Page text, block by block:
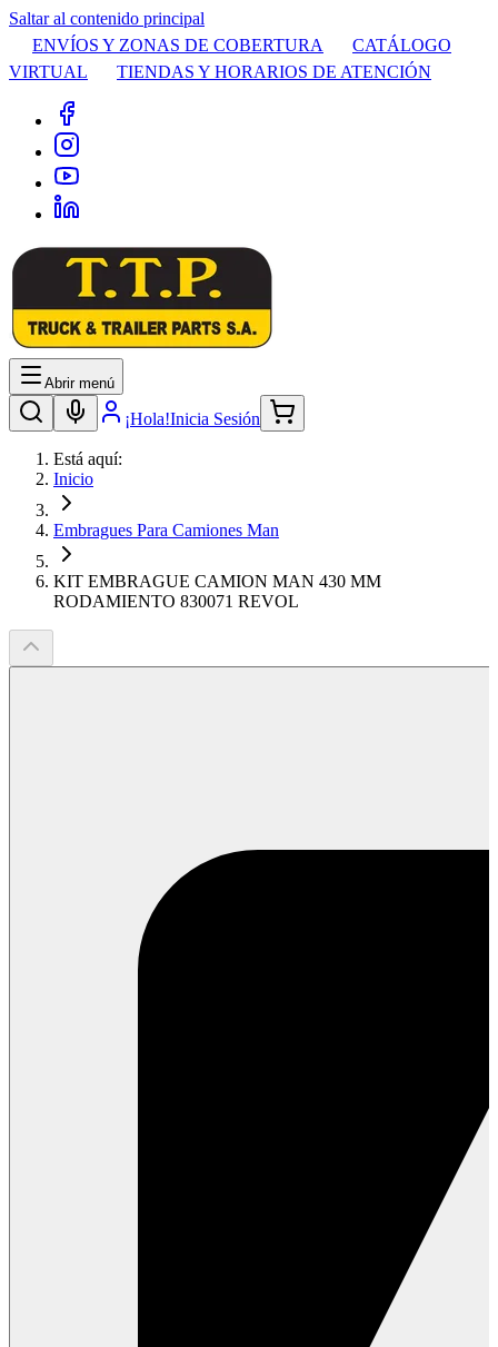
Saltar al contenido principal
ENVÍOS Y ZONAS DE COBERTURA
CATÁLOGO
VIRTUAL
TIENDAS Y HORARIOS DE ATENCIÓN
Abrir menú
¡Hola!Inicia Sesión
Está aquí:
Inicio
Embragues Para Camiones Man
KIT EMBRAGUE CAMION MAN 430 MM
RODAMIENTO 830071 REVOL